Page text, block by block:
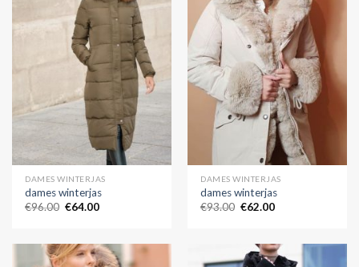
DAMES WINTERJAS
dames winterjas
€96.00 €64.00
DAMES WINTERJAS
dames winterjas
€93.00 €62.00